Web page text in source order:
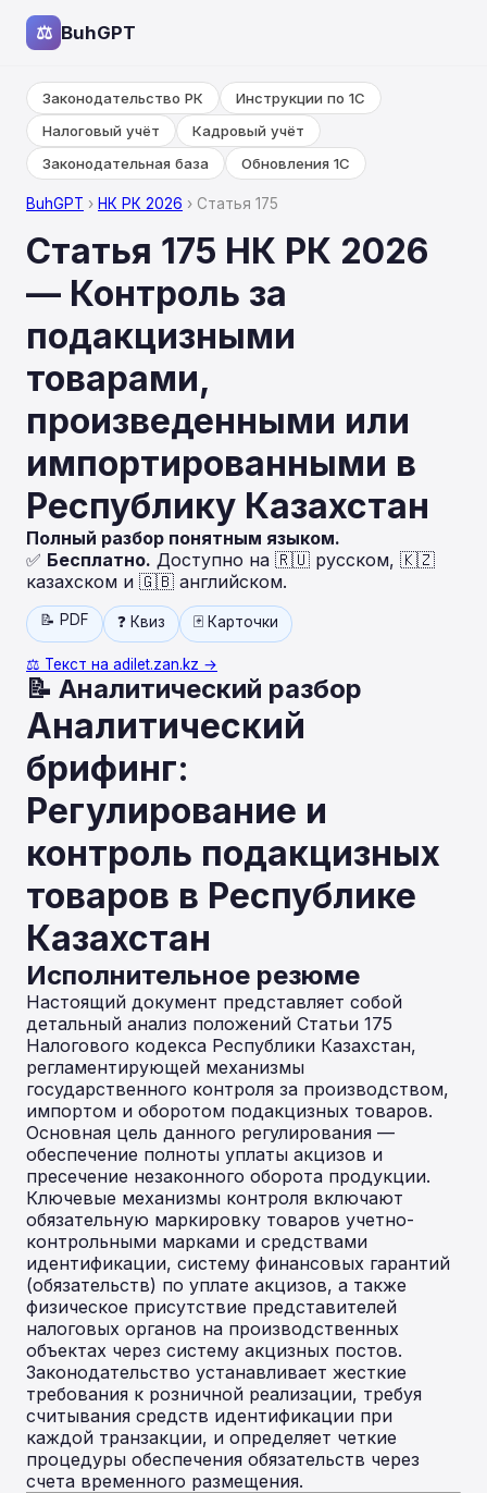
⚖ BuhGPT
Законодательство РК
Инструкции по 1С
Налоговый учёт
Кадровый учёт
Законодательная база
Обновления 1С
BuhGPT › НК РК 2026 › Статья 175
Статья 175 НК РК 2026
— Контроль за
подакцизными
товарами,
произведенными или
импортированными в
Республику Казахстан
Полный разбор понятным языком.
✅ Бесплатно. Доступно на 🇷🇺 русском, 🇰🇿
казахском и 🇬🇧 английском.
📝 PDF ❓ Квиз 🃏 Карточки
⚖️ Текст на adilet.zan.kz →
📝 Аналитический разбор
Аналитический
брифинг:
Регулирование и
контроль подакцизных
товаров в Республике
Казахстан
Исполнительное резюме
Настоящий документ представляет собой
детальный анализ положений Статьи 175
Налогового кодекса Республики Казахстан,
регламентирующей механизмы
государственного контроля за производством,
импортом и оборотом подакцизных товаров.
Основная цель данного регулирования —
обеспечение полноты уплаты акцизов и
пресечение незаконного оборота продукции.
Ключевые механизмы контроля включают
обязательную маркировку товаров учетно-
контрольными марками и средствами
идентификации, систему финансовых гарантий
(обязательств) по уплате акцизов, а также
физическое присутствие представителей
налоговых органов на производственных
объектах через систему акцизных постов.
Законодательство устанавливает жесткие
требования к розничной реализации, требуя
считывания средств идентификации при
каждой транзакции, и определяет четкие
процедуры обеспечения обязательств через
счета временного размещения.